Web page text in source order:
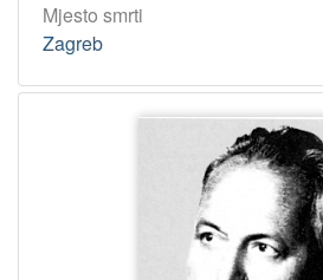
Mjesto smrti
Zagreb